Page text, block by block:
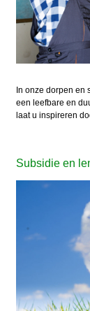
In onze dorpen en
een leefbare en
laat u inspireren
Subsidie en